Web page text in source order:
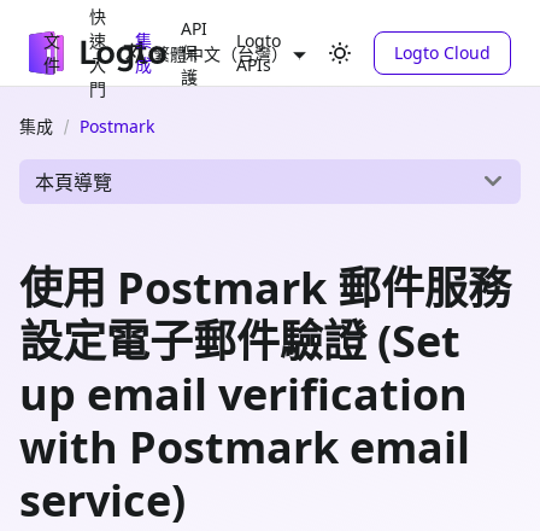
文
件
快
速
入
門
集
成
API
保
護
Logto
APIs
繁體中文（台灣） Logto Cloud
集成 Postmark
本頁導覽
使用 Postmark 郵件服務
設定電子郵件驗證 (Set
up email verification
with Postmark email
service)